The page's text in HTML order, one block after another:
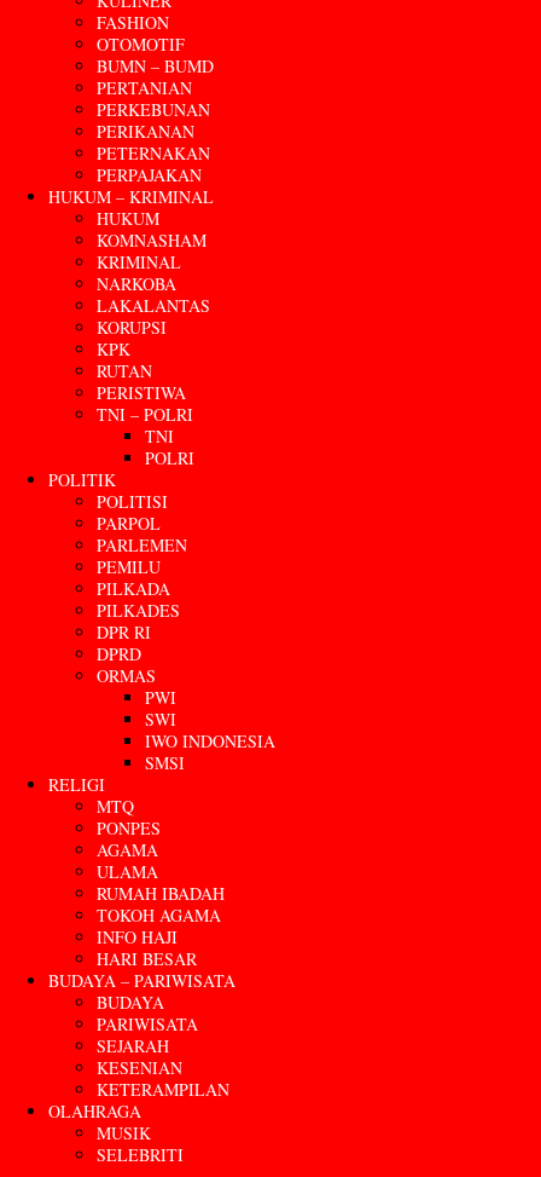
FASHION
OTOMOTIF
BUMN – BUMD
PERTANIAN
PERKEBUNAN
PERIKANAN
PETERNAKAN
PERPAJAKAN
HUKUM – KRIMINAL
HUKUM
KOMNASHAM
KRIMINAL
NARKOBA
LAKALANTAS
KORUPSI
KPK
RUTAN
PERISTIWA
TNI – POLRI
TNI
POLRI
POLITIK
POLITISI
PARPOL
PARLEMEN
PEMILU
PILKADA
PILKADES
DPR RI
DPRD
ORMAS
PWI
SWI
IWO INDONESIA
SMSI
RELIGI
MTQ
PONPES
AGAMA
ULAMA
RUMAH IBADAH
TOKOH AGAMA
INFO HAJI
HARI BESAR
BUDAYA – PARIWISATA
BUDAYA
PARIWISATA
SEJARAH
KESENIAN
KETERAMPILAN
OLAHRAGA
MUSIK
SELEBRITI